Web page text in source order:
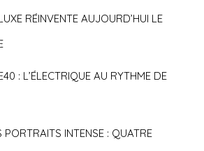
RÉINVENTE AUJOURD’HUI LE
: L’ÉLECTRIQUE AU RYTHME DE
PORTRAITS INTENSE : QUATRE